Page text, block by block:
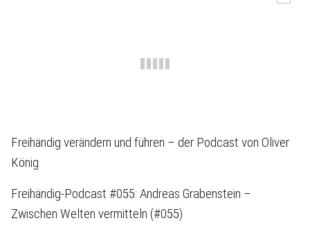
Freihändig verändern und führen – der Podcast von Oliver
König
Freihändig-Podcast #055: Andreas Grabenstein –
Zwischen Welten vermitteln (#055)